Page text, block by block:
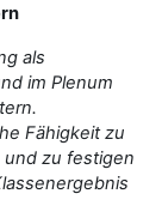
als
im Plenum
Fähigkeit zu
zu festigen